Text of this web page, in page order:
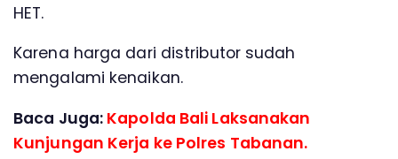
HET.
Karena harga dari distributor sudah
mengalami kenaikan.
Baca Juga: Kapolda Bali Laksanakan
Kunjungan Kerja ke Polres Tabanan.